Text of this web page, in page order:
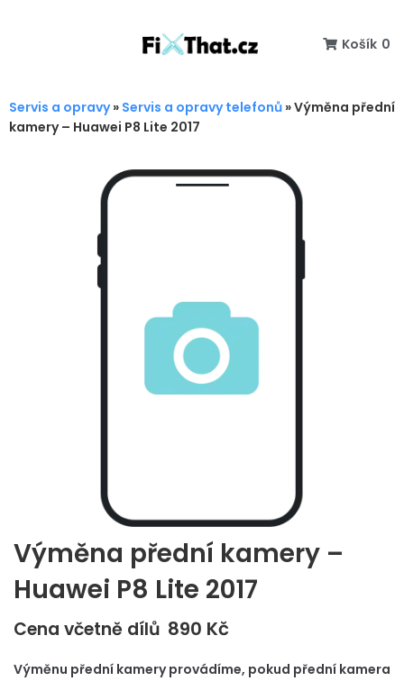
Košík 0
Servis a opravy» Servis a opravy telefonů »Výměna přední
kamery – Huawei P8 Lite 2017
Výměna přední kamery –
Huawei P8 Lite 2017
Cena včetně dílů 890 Kč
Výměnu přední kamery provádíme, pokud přední kamera